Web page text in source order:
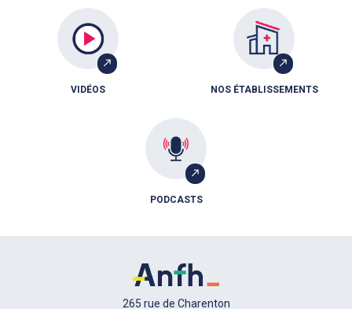
VIDÉOS NOS ÉTABLISSEMENTS
PODCASTS
265 rue de Charenton